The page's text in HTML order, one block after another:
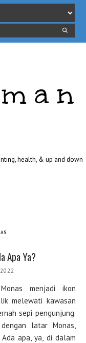
health, & up and down
Apa Ya?
menjadi ikon
melewati kawasan
sepi pengunjung.
latar Monas,
apa, ya, di dalam